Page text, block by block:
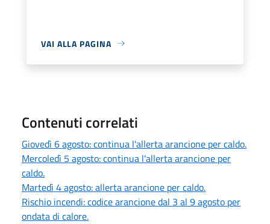
VAI ALLA PAGINA
Contenuti correlati
Giovedì 6 agosto: continua l'allerta arancione per caldo.
Mercoledì 5 agosto: continua l'allerta arancione per
caldo.
Martedì 4 agosto: allerta arancione per caldo.
Rischio incendi: codice arancione dal 3 al 9 agosto per
ondata di calore.